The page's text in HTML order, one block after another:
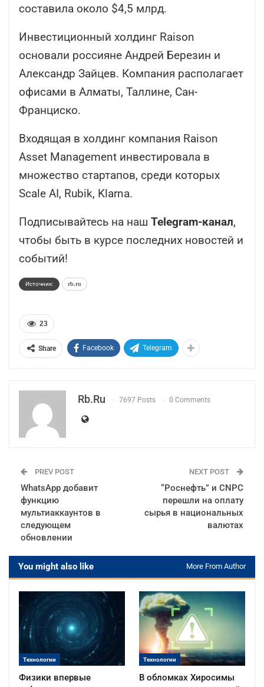
составила около $4,5 млрд.
Инвестиционный холдинг Raison
основали россияне Андрей Березин и
Александр Зайцев. Компания располагает
офисами в Алматы, Таллине, Сан-
Франциско.
Входящая в холдинг компания Raison
Asset Management инвестировала в
множество стартапов, среди которых
Scale AI, Rubik, Klarna.
Подписывайтесь на наш Telegram-канал,
чтобы быть в курсе последних новостей и
событий!
Источник: rb.ru
23
Share Facebook Telegram
Rb.ru 7697 Posts 0 Comments
PREV POST
WhatsApp добавит
функцию
мультиаккаунтов в
следующем
обновлении
NEXT POST
“Роснефть” и CNPC
перешли на оплату
сырья в национальных
валютах
You might also like More From Author
Технологии
Физики впервые
Технологии
В обломках Хиросимы